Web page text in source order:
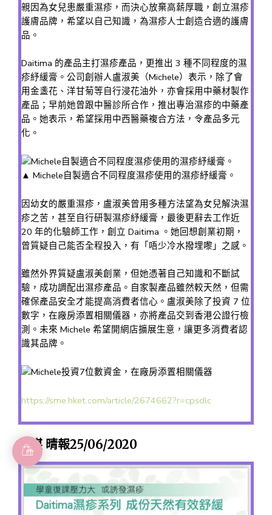
親因為女兒患嚴重濕疹，而決心放棄高薪厚職，創立濕疹
護膚品牌，希望以自己知識，為濕疹人士創造合適的護膚
品。
Daitima 的產品主打濕疹產品，更推出 3 種不同程度的濕
疹紓緩膏。公司創辦人盧淑美（Michele）表示，除了會
用金盞花、洋甘菊等自行浸花油外，亦會採用中藥材製作
產品；早前她曾跟中醫診所合作，推出專治濕疹的中藥產
品。她表示，希望採用中西醫藥複合方法，令產品多元
化。
▲ Michele自製適合不同程度濕疹使用的濕疹紓緩膏。
因幼女的嚴重濕疹，盧淑美曾用多種方法望為女兒解決濕
疹之苦，甚至自行研製濕疹紓緩膏，最後更辭去工作近
20 年的化驗師工作，創立 Daitima 。她回想創業初期，
曾質疑自己能否全程投入，有「唔少冷水撥埋嚟」之感。
雖然外界質疑盧淑美創業，但她憑著自己知識和不斷試
驗，成功調配出濕疹產品。自家製產品雖然較天然，但需
確保產品安全才能提高消費者信心。盧淑美除了投資 7 位
數字，在廠房添置相關儀器，亦將產品交到香港公證行檢
測。未來 Michele 希望開網店擴展生意，讓更多消費者認
識其品牌。
https://sme.hket.com/article/2674662?r=cpsdlc
傳媒 晴報25/06/2020